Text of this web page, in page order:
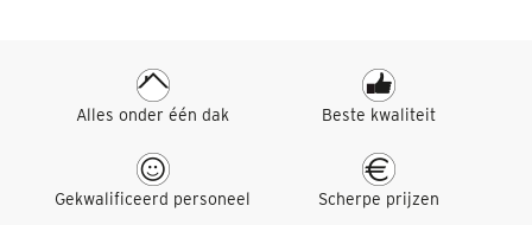
Alles onder één dak Beste kwaliteit
Gekwalificeerd personeel Scherpe prijzen